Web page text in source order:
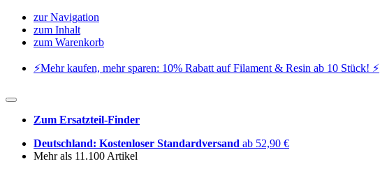
zur Navigation
zum Inhalt
zum Warenkorb
⚡️Mehr kaufen, mehr sparen: 10% Rabatt auf Filament & Resin ab 10 Stück! ⚡️
Zum Ersatzteil-Finder
Deutschland: Kostenloser Standardversand ab 52,90 €
Mehr als 11.100 Artikel